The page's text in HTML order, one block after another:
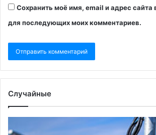
Сохранить моё имя, email и адрес сайта
для последующих моих комментариев.
Случайные
для